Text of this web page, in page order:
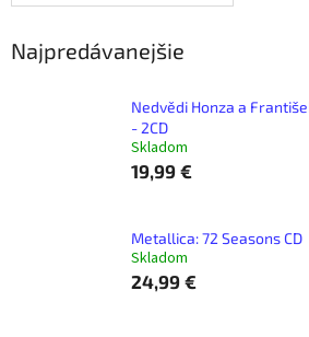
Najpredávanejšie
Nedvědi Honza a
- 2CD
Skladom
19,99 €
Metallica: 72 Seasons CD
Skladom
24,99 €